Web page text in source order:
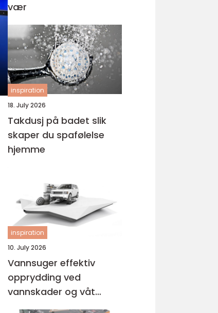
vær
inspiration
18. July 2026
Takdusj på badet slik
skaper du spafølelse
hjemme
inspiration
10. July 2026
Vannsuger effektiv
opprydding ved
vannskader og våt
rengjøring